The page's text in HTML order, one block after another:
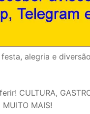
alegria e
CULTURA,
MUITO MAIS!